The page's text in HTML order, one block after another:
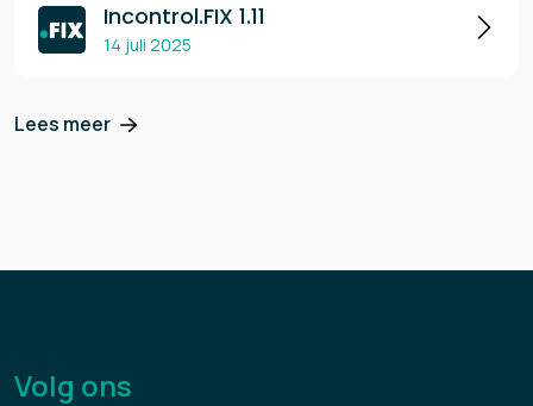
Incontrol.FIX 1.11
14 juli 2025
Lees meer
Volg ons